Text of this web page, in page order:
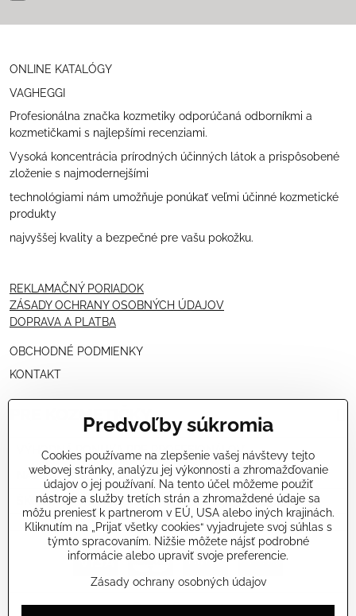
ONLINE KATALÓGY
VAGHEGGI
Profesionálna značka kozmetiky odporúčaná odborníkmi a
kozmetičkami s najlepšími recenziami.
Vysoká koncentrácia prírodných účinných látok a prispôsobené
zloženie s najmodernejšími
technológiami nám umožňuje ponúkať veľmi účinné kozmetické
produkty
najvyššej kvality a bezpečné pre vašu pokožku.
REKLAMAČNÝ PORIADOK
ZÁSADY OCHRANY OSOBNÝCH ÚDAJOV
DOPRAVA A PLATBA
OBCHODNÉ PODMIENKY
KONTAKT
PRE KOZMETIČKY
VÝHODNÁ PONUKA PRE PROFESIONÁLOV
NÁVODY OŠETRENÍ - VIDEÁ
ŠKOLENIE KOZMETIČIEK V TALIANSKU
©2026Copyright
Predvoľby súkromia
Cookies používame na zlepšenie vašej návštevy tejto
webovej stránky, analýzu jej výkonnosti a zhromažďovanie
údajov o jej používaní. Na tento účel môžeme použiť
nástroje a služby tretích strán a zhromaždené údaje sa
môžu preniesť k partnerom v EÚ, USA alebo iných krajinách.
Kliknutím na „Prijať všetky cookies“ vyjadrujete svoj súhlas s
týmto spracovaním. Nižšie môžete nájsť podrobné
informácie alebo upraviť svoje preferencie.
Zásady ochrany osobných údajov